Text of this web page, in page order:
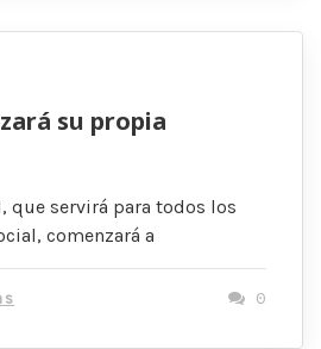
su propia
que servirá para todos los
comenzará a
0